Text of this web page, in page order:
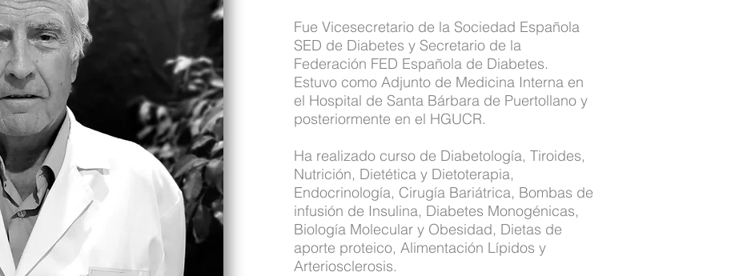
Fue Vicesecretario de la Sociedad Española
SED de Diabetes y Secretario de la
Federación FED Española de Diabetes.
Estuvo como Adjunto de Medicina Interna en
el Hospital de Santa Bárbara de Puertollano y
posteriormente en el HGUCR.
Ha realizado curso de Diabetología, Tiroides,
Nutrición, Dietética y Dietoterapia,
Endocrinología, Cirugía Bariátrica, Bombas de
infusión de Insulina, Diabetes Monogénicas,
Biología Molecular y Obesidad, Dietas de
aporte proteico, Alimentación Lípidos y
Arteriosclerosis.